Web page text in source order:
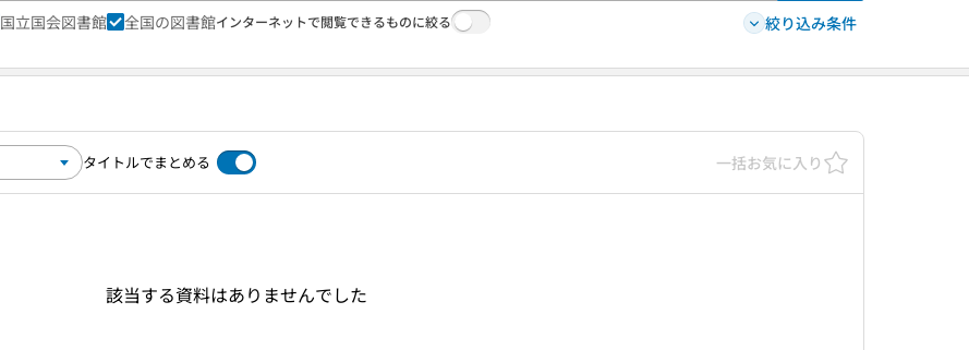
国立国会図書館 全国の図書館インターネットで閲覧できるものに絞る 絞り込み条件
タイトルでまとめる 一括お気に入り
該当する資料はありませんでした